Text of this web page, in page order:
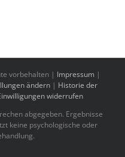
vorbehalten | Impressum |
ändern| Historie der
widerrufen
abgegeben. Ergebnisse
keine psychologische oder